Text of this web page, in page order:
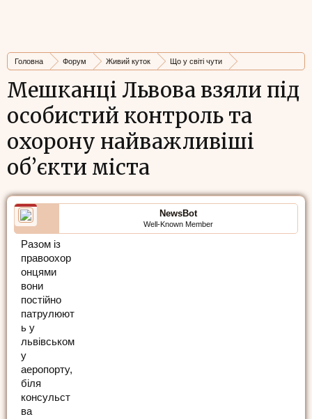
Головна Форум Живий куток
Що у світі чути
Мешканці Львова взяли під
особистий контроль та
охорону найважливіші
об’єкти міста
NewsBot
Well-Known Member
Разом із
правоохор
онцями
вони
постійно
патрулюют
ь у
львівськом
у
аеропорту,
біля
консульст
ва